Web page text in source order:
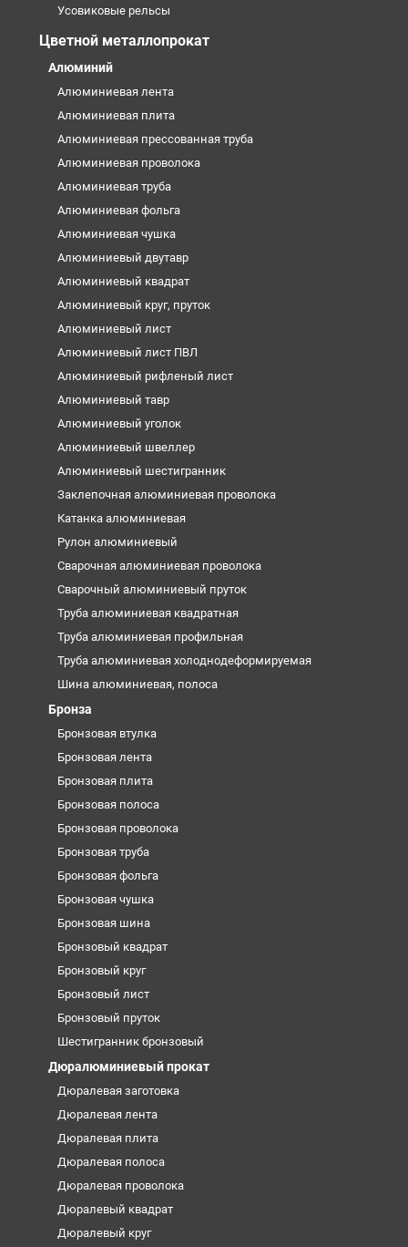
Усовиковые рельсы
Цветной металлопрокат
Алюминий
Алюминиевая лента
Алюминиевая плита
Алюминиевая прессованная труба
Алюминиевая проволока
Алюминиевая труба
Алюминиевая фольга
Алюминиевая чушка
Алюминиевый двутавр
Алюминиевый квадрат
Алюминиевый круг, пруток
Алюминиевый лист
Алюминиевый лист ПВЛ
Алюминиевый рифленый лист
Алюминиевый тавр
Алюминиевый уголок
Алюминиевый швеллер
Алюминиевый шестигранник
Заклепочная алюминиевая проволока
Катанка алюминиевая
Рулон алюминиевый
Сварочная алюминиевая проволока
Сварочный алюминиевый пруток
Труба алюминиевая квадратная
Труба алюминиевая профильная
Труба алюминиевая холоднодеформируемая
Шина алюминиевая, полоса
Бронза
Бронзовая втулка
Бронзовая лента
Бронзовая плита
Бронзовая полоса
Бронзовая проволока
Бронзовая труба
Бронзовая фольга
Бронзовая чушка
Бронзовая шина
Бронзовый квадрат
Бронзовый круг
Бронзовый лист
Бронзовый пруток
Шестигранник бронзовый
Дюралюминиевый прокат
Дюралевая заготовка
Дюралевая лента
Дюралевая плита
Дюралевая полоса
Дюралевая проволока
Дюралевый квадрат
Дюралевый круг